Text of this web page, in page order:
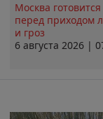
Москва готовится
перед приходом
и гроз
6 августа 2026 |